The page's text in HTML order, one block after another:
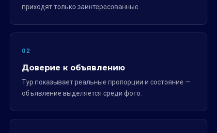
приходят только заинтересованные.
02
Доверие к объявлению
Тур показывает реальные пропорции и состояние —
объявление выделяется среди фото.